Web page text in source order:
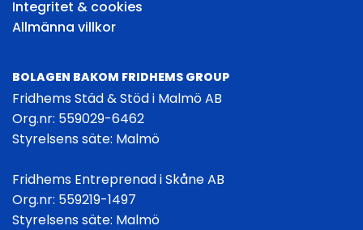
Integritet & cookies
Allmänna villkor
BOLAGEN BAKOM FRIDHEMS GROUP
Fridhems Städ & Stöd i Malmö AB
Org.nr: 559029-6462
Styrelsens säte: Malmö
Fridhems Entreprenad i Skåne AB
Org.nr: 559219-1497
Styrelsens säte: Malmö